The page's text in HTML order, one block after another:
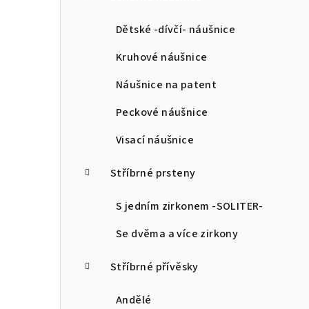
Dětské -dívčí- náušnice
Kruhové náušnice
Náušnice na patent
Peckové náušnice
Visací náušnice
Stříbrné prsteny
S jedním zirkonem -SOLITER-
Se dvěma a více zirkony
Stříbrné přívěsky
Andělé